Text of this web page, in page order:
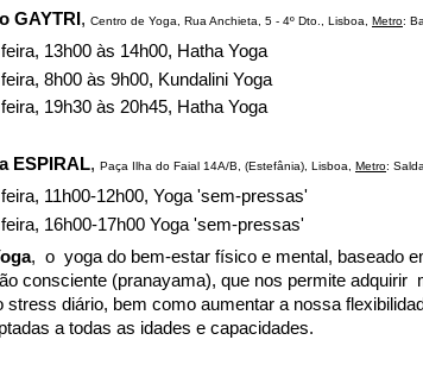
GAYTRI, Centro de Yoga, Rua Anchieta, 5 - 4º Dto., Lisboa, Metro:
feira, 13h00 às 14h00, Hatha Yoga
feira, 8h00 às 9h00, Kundalini Yoga
feira, 19h30 às 20h45, Hatha Yoga
ESPIRAL, Paça Ilha do Faial 14A/B, (Estefânia), Lisboa, Metro:
feira, 11h00-12h00, Yoga 'sem-pressas'
feira, 16h00-17h00 Yoga 'sem-pressas'
, o yoga do bem-estar físico e mental, baseado
consciente (pranayama), que nos permite adquirir
stress diário, bem como aumentar a nossa
a todas as idades e capacidades.